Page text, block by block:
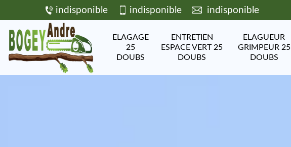
indisponible indisponible indisponible
ELAGAGE
25
DOUBS
ENTRETIEN
ESPACE VERT 25
DOUBS
ELAGUEUR
GRIMPEUR 25
DOUBS